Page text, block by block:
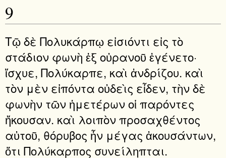
9
Τῷ δὲ Πολυκάρπῳ εἰσιόντι εἰς τὸ
στάδιον φωνὴ ἐξ οὐρανοῦ ἐγένετο·
ἴσχυε, Πολύκαρπε, καὶ ἀνδρίζου. καὶ
τὸν μὲν εἰπόντα οὐδεὶς εἶδεν, τὴν δὲ
φωνὴν τῶν ἡμετέρων οἱ παρόντες
ἤκουσαν. καὶ λοιπὸν προσαχθέντος
αὐτοῦ, θόρυβος ἦν μέγας ἀκουσάντων,
ὅτι Πολύκαρπος συνείληπται.